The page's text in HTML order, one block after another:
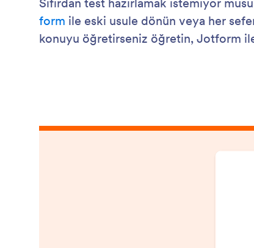
form ile eski usule dönün veya her
konuyu öğretirseniz öğretin, Jotform